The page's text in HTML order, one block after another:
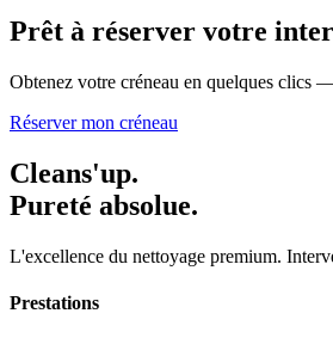
Prêt à réserver votre
Obtenez votre créneau en quelques clics
Réserver mon créneau
Cleans'up.
Pureté absolue.
L'excellence du nettoyage premium.
Prestations